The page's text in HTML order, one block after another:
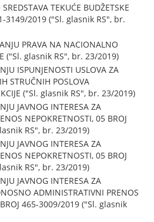
TEKUĆE BUDŽETSKE
3149/2019 ("Sl. glasnik RS", br.
PRAVA NA NACIONALNO
("Sl. glasnik RS", br. 23/2019)
ISPUNJENOSTI USLOVA ZA
STRUČNIH POSLOVA
("Sl. glasnik RS", br. 23/2019)
JAVNOG INTERESA ZA
NEPOKRETNOSTI, 05 BROJ
RS", br. 23/2019)
JAVNOG INTERESA ZA
NEPOKRETNOSTI, 05 BROJ
RS", br. 23/2019)
JAVNOG INTERESA ZA
ADMINISTRATIVNI PRENOS
465-3009/2019 ("Sl. glasnik